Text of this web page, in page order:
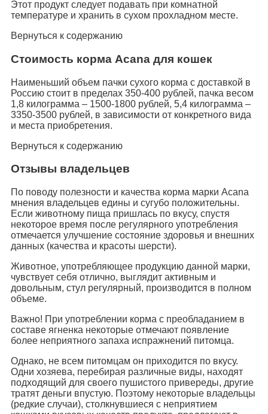
Этот продукт следует подавать при комнатной
температуре и хранить в сухом прохладном месте.
Вернуться к содержанию
Стоимость корма Acana для кошек
Наименьший объем пачки сухого корма с доставкой в
Россию стоит в пределах 350-400 рублей, пачка весом
1,8 килограмма – 1500-1800 рублей, 5,4 килограмма –
3350-3500 рублей, в зависимости от конкретного вида
и места приобретения.
Вернуться к содержанию
Отзывы владельцев
По поводу полезности и качества корма марки Acana
мнения владельцев едины и сугубо положительны.
Если животному пища пришлась по вкусу, спустя
некоторое время после регулярного употребления
отмечается улучшение состояние здоровья и внешних
данных (качества и красоты шерсти).
Животное, употребляющее продукцию данной марки,
чувствует себя отлично, выглядит активным и
довольным, стул регулярный, производится в полном
объеме.
Важно! При употреблении корма с преобладанием в
составе ягненка некоторые отмечают появление
более неприятного запаха испражнений питомца.
Однако, не всем питомцам он приходится по вкусу.
Одни хозяева, перебирая различные виды, находят
подходящий для своего пушистого привереды, другие
тратят деньги впустую. Поэтому некоторые владельцы
(редкие случаи), столкнувшиеся с неприятием